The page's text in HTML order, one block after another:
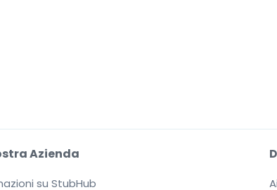
Azienda
su StubHub